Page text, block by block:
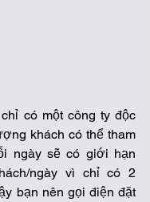
có một công ty độc
khách có thể tham
ngày sẽ có giới hạn
ngày vì chỉ có 2
bạn nên gọi điện đặt